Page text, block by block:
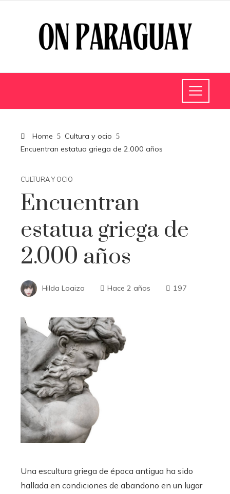
Home
Cultura y ocio
Encuentran estatua griega de 2.000 años
CULTURA Y OCIO
Encuentran
estatua griega de
2.000 años
Hilda Loaiza Hace 2 años 197
Una escultura griega de época antigua ha sido
hallada en condiciones de abandono en un lugar